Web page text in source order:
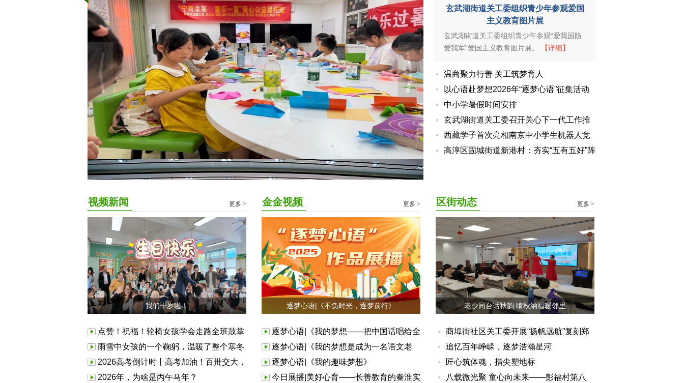
玄武湖街道关工委组织青少年参观爱国
主义教育图片展
玄武湖街道关工委组织青少年参观“爱我国防
爱我军”爱国主义教育图片展。
【详细】
温商聚力行善 关工筑梦育人
以心语赴梦想2026年“逐梦心语”征集活动
今日上线
中小学暑假时间安排
玄武湖街道关工委召开关心下一代工作推
进会
西藏学子首次亮相南京中小学生机器人竞
赛
高淳区固城街道新港村：夯实“五有五好”阵
视频新闻 更多 >
我们十岁啦！
点赞！祝福！轮椅女孩学会走路全班鼓掌
雨雪中女孩的一个鞠躬，温暖了整个寒冬
2026高考倒计时丨高考加油！百卅交大，
等你赴约
2026年，为啥是丙午马年？
金金视频 更多 >
逐梦心语|《不负时光，逐梦前行》
逐梦心语|《我的梦想——把中国话唱给全
世界听》
逐梦心语|《我的梦想是成为一名语文老
师》
逐梦心语|《我的趣味梦想》
今日展播|美好心育——长善教育的秦淮实
区街动态 更多 >
老少同台话秋韵 啃秋纳福暖邻里
商埠街社区关工委开展“扬帆远航”复刻郑
和宝船活动
追忆百年峥嵘，逐梦浩瀚星河
匠心筑体魂，指尖塑地标
八载微光聚 童心向未来——彭福村第八